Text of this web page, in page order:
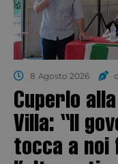
8 Agosto 2026
Cuperlo
Villa: “Il
tocca a